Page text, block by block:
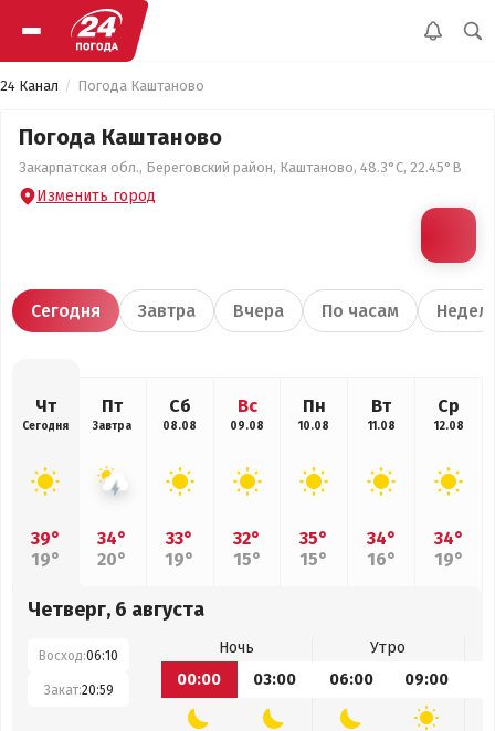
24 Канал Погода Каштаново
Погода Каштаново
Закарпатская обл., Береговский район, Каштаново, 48.3°С, 22.45°В
Изменить город
Сегодня Завтра Вчера По часам
Чт
Сегодня
39°
19°
Пт
Завтра
34°
20°
Сб
08.08
33°
19°
Вс
09.08
32°
15°
Пн
10.08
35°
15°
Вт
11.08
34°
16°
Ср
12.08
34°
19°
Четверг, 6 августа
Восход:06:10
Закат:20:59
Ночь
Утро
00:00
03:00 06:00 09:00